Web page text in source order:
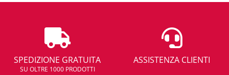
SPEDIZIONE GRATUITA
SU OLTRE 1000 PRODOTTI
ASSISTENZA CLIENTI